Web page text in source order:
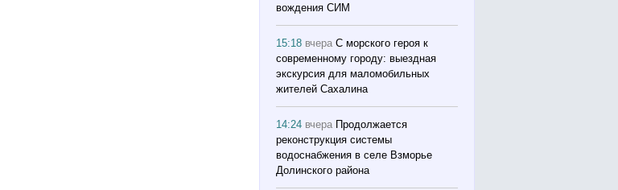
вождения СИМ
15:18 вчера С морского героя к
современному городу: выездная
экскурсия для маломобильных
жителей Сахалина
14:24 вчера Продолжается
реконструкция системы
водоснабжения в селе Взморье
Долинского района